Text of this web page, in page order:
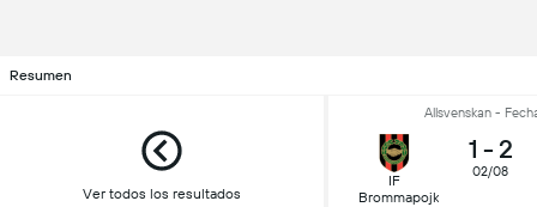
Resumen
Ver todos los resultados
Allsvenskan -
IF
Brommapojkarna
1 - 2
02/08